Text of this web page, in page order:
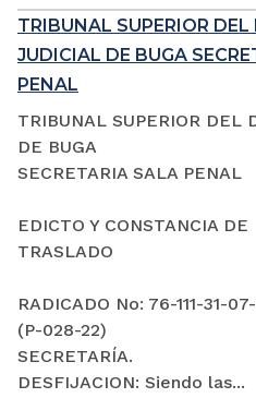
TRIBUNAL SUPERIOR
JUDICIAL DE BUGA
PENAL
TRIBUNAL SUPERIOR DEL
DE BUGA
SECRETARIA SALA PENAL
EDICTO Y CONSTANCIA DE
TRASLADO
RADICADO No: 76-111-31-
(P-028-22)
SECRETARÍA.
DESFIJACION: Siendo las...